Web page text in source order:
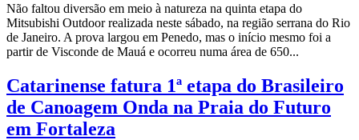
Não faltou diversão em meio à natureza na quinta etapa do
Mitsubishi Outdoor realizada neste sábado, na região serrana do Rio
de Janeiro. A prova largou em Penedo, mas o início mesmo foi a
partir de Visconde de Mauá e ocorreu numa área de 650...
Catarinense fatura 1ª etapa do Brasileiro
de Canoagem Onda na Praia do Futuro
em Fortaleza